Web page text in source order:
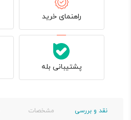
راهنمای خرید
پشتیبانی بله
نقد و بررسی مشخصات